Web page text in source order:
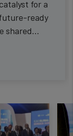
for a
ready
shared…